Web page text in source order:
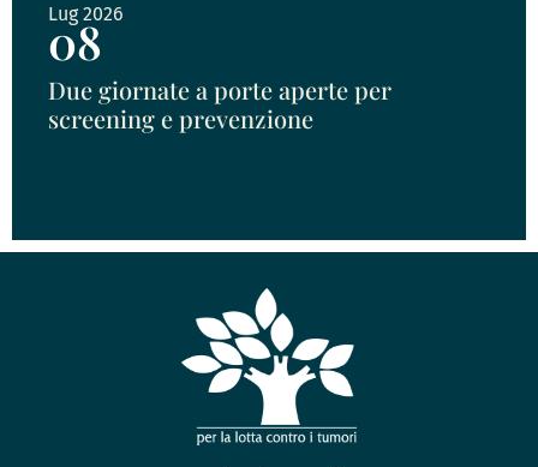
Lug 2026
08
Due giornate a porte aperte per
screening e prevenzione